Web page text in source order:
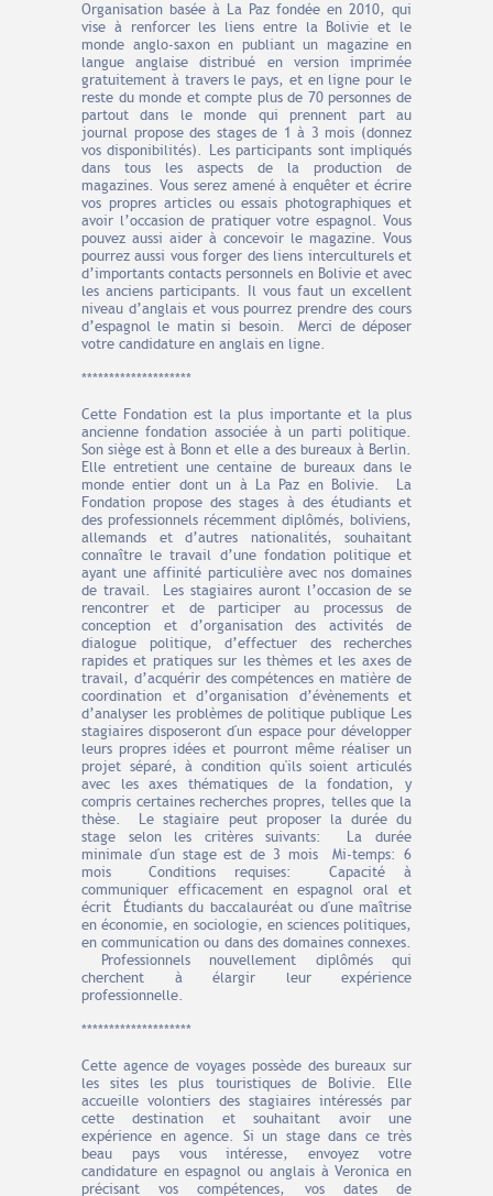
Organisation basée à La Paz fondée en 2010, qui
vise à renforcer les liens entre la Bolivie et le
monde anglo-saxon en publiant un magazine en
langue anglaise distribué en version imprimée
gratuitement à travers le pays, et en ligne pour le
reste du monde et compte plus de 70 personnes de
partout dans le monde qui prennent part au
journal propose des stages de 1 à 3 mois (donnez
vos disponibilités). Les participants sont impliqués
dans tous les aspects de la production de
magazines. Vous serez amené à enquêter et écrire
vos propres articles ou essais photographiques et
avoir l’occasion de pratiquer votre espagnol. Vous
pouvez aussi aider à concevoir le magazine. Vous
pourrez aussi vous forger des liens interculturels et
d’importants contacts personnels en Bolivie et avec
les anciens participants. Il vous faut un excellent
niveau d’anglais et vous pourrez prendre des cours
d’espagnol le matin si besoin. Merci de déposer
votre candidature en anglais en ligne.
********************
Cette Fondation est la plus importante et la plus
ancienne fondation associée à un parti politique.
Son siège est à Bonn et elle a des bureaux à Berlin.
Elle entretient une centaine de bureaux dans le
monde entier dont un à La Paz en Bolivie. La
Fondation propose des stages à des étudiants et
des professionnels récemment diplômés, boliviens,
allemands et d’autres nationalités, souhaitant
connaître le travail d’une fondation politique et
ayant une affinité particulière avec nos domaines
de travail. Les stagiaires auront l’occasion de se
rencontrer et de participer au processus de
conception et d’organisation des activités de
dialogue politique, d’effectuer des recherches
rapides et pratiques sur les thèmes et les axes de
travail, d’acquérir des compétences en matière de
coordination et d’organisation d’évènements et
d’analyser les problèmes de politique publique Les
stagiaires disposeront d'un espace pour développer
leurs propres idées et pourront même réaliser un
projet séparé, à condition qu'ils soient articulés
avec les axes thématiques de la fondation, y
compris certaines recherches propres, telles que la
thèse. Le stagiaire peut proposer la durée du
stage selon les critères suivants: La durée
minimale d'un stage est de 3 mois Mi-temps: 6
mois Conditions requises: Capacité à
communiquer efficacement en espagnol oral et
écrit Étudiants du baccalauréat ou d'une maîtrise
en économie, en sociologie, en sciences politiques,
en communication ou dans des domaines connexes.
Professionnels nouvellement diplômés qui
cherchent à élargir leur expérience
professionnelle.
********************
Cette agence de voyages possède des bureaux sur
les sites les plus touristiques de Bolivie. Elle
accueille volontiers des stagiaires intéressés par
cette destination et souhaitant avoir une
expérience en agence. Si un stage dans ce très
beau pays vous intéresse, envoyez votre
candidature en espagnol ou anglais à Veronica en
précisant vos compétences, vos dates de